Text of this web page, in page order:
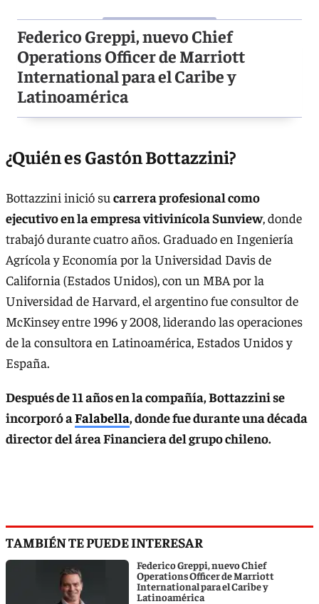
Federico Greppi, nuevo Chief
Operations Officer de Marriott
International para el Caribe y
Latinoamérica
¿Quién es Gastón Bottazzini?
Bottazzini inició su carrera profesional como
ejecutivo en la empresa vitivinícola Sunview, donde
trabajó durante cuatro años. Graduado en Ingeniería
Agrícola y Economía por la Universidad Davis de
California (Estados Unidos), con un MBA por la
Universidad de Harvard, el argentino fue consultor de
McKinsey entre 1996 y 2008, liderando las operaciones
de la consultora en Latinoamérica, Estados Unidos y
España.
Después de 11 años en la compañía, Bottazzini se
incorporó aFalabella, donde fue durante una década
director del área Financiera del grupo chileno.
TAMBIÉN TE PUEDE INTERESAR
Federico Greppi, nuevo Chief
Operations Officer de Marriott
International para el Caribe y
Latinoamérica